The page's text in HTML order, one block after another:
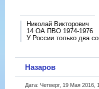
Николай Викторович
14 ОА ПВО 1974-1976
У России только два
Назаров
Дата: Четверг, 19 Мая